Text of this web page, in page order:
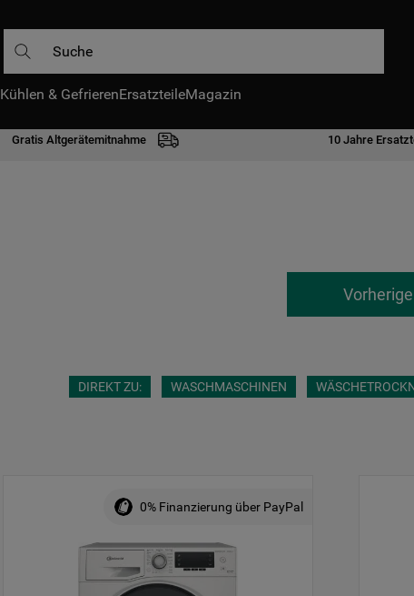
Kühlen & GefrierenErsatzteileMagazin
Gratis Altgerätemitnahme 10 Jahre
DIREKT ZU: WASCHMASCHINEN
0% Finanzierung über PayPal
DIE HÄUFIGSTEN SUCHANFRAGEN
toplader